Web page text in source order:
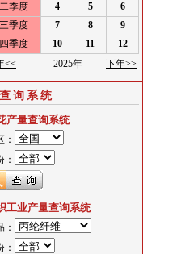
查询系统
产量查询系统
：
：
工业产量查询系统
：
：